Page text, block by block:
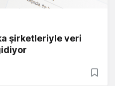
şirketleriyle veri